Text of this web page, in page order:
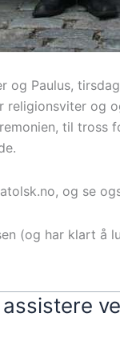
og Paulus,
religionsviter og
til tross
og se
(og har klart å